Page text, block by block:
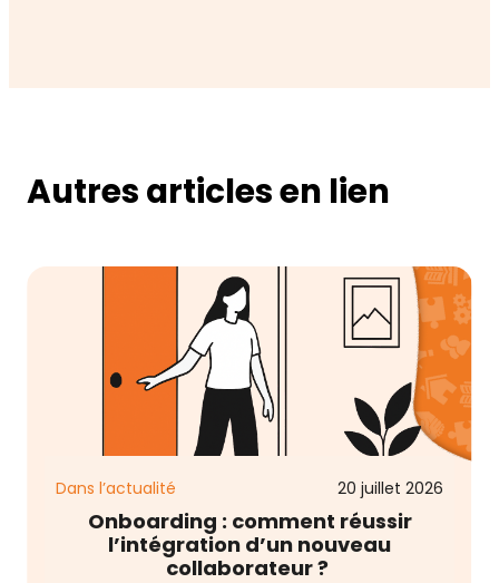
Autres articles en lien
Dans l’actualité 20 juillet 2026
Onboarding : comment réussir
l’intégration d’un nouveau
collaborateur ?